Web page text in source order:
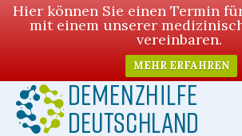
Hier können Sie einen Termin
mit einem unserer
vereinbaren.
MEHR ERFAHREN